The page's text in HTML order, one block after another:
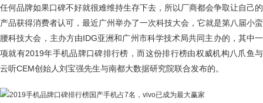
任何品牌如果口碑不好就很难维持生存下去，所以厂商都会争取让自己的
产品获得消费者认可，最近广州举办了一次科技大会，它就是第八届小蛮
腰科技大会，主办方由IDG亚洲和广州市科学技术局共同主办的，其中一
项就有2019年手机品牌口碑排行榜，而这份排行榜由权威机构八爪鱼与
云听CEM创始人刘宝强先生与南都大数据研究院联合发布的。